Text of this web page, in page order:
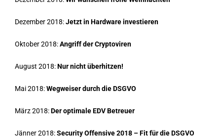
Dezember 2018:Jetzt in Hardware investieren
Oktober 2018:Angriff der Cryptoviren
August 2018:Nur nicht überhitzen!
Mai 2018:Wegweiser durch die DSGVO
März 2018:Der optimale EDV Betreuer
Jänner 2018:Security Offensive 2018 – Fit für die DSGVO